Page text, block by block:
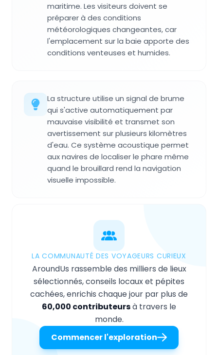
maritime. Les visiteurs doivent se
préparer à des conditions
météorologiques changeantes, car
l'emplacement sur la baie apporte des
conditions venteuses et humides.
La structure utilise un signal de brume
qui s'active automatiquement par
mauvaise visibilité et transmet son
avertissement sur plusieurs kilomètres
d'eau. Ce système acoustique permet
aux navires de localiser le phare même
quand le brouillard rend la navigation
visuelle impossible.
LA COMMUNAUTÉ DES VOYAGEURS CURIEUX
AroundUs rassemble des milliers de lieux
sélectionnés, conseils locaux et pépites
cachées, enrichis chaque jour par plus de
60,000 contributeursà travers le
monde.
Commencer l'exploration